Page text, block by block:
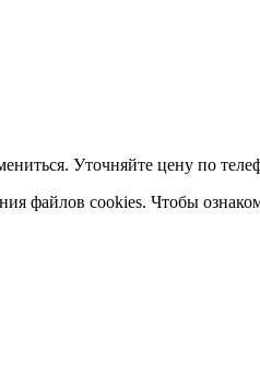
Уточняйте цену по
файлов cookies. Чтобы